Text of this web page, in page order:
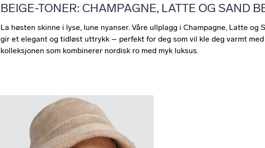
BEIGE-TONER: CHAMPAGNE, LATTE OG SAND
La høsten skinne i lyse, lune nyanser. Våre ullplagg i Champagne, Latte og
gir et elegant og tidløst uttrykk – perfekt for deg som vil kle deg varmt
kolleksjonen som kombinerer nordisk ro med myk luksus.